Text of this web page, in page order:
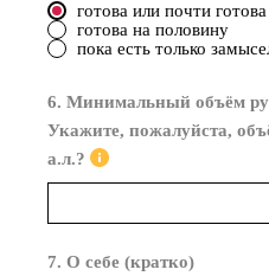
готова или почти готова
готова на половину
пока есть только
6. Минимальный объём
Укажите, пожалуйста,
а.л.?
7. О себе (кратко)